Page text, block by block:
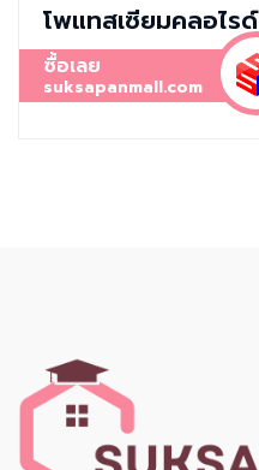
โพแทสเซียมคลอไรด์
ซื้อเลย
suksapanmall.com